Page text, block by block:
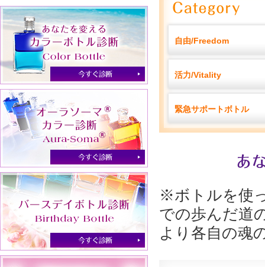
自由/Freedom
活力/Vitality
緊急サポートボトル
※ボトルを使
での歩んだ道
より各自の魂